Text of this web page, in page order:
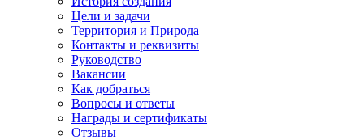
Цели и задачи
Территория и Природа
Контакты и реквизиты
Руководство
Вакансии
Как добраться
Вопросы и ответы
Награды и сертификаты
Отзывы